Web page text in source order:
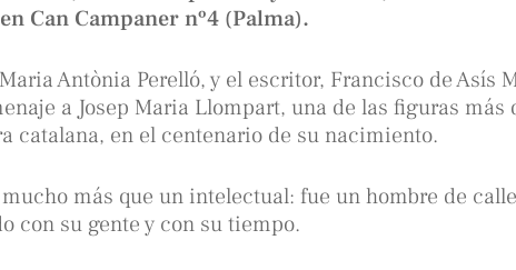
Can Campaner nº4 (Palma).
Antònia Perelló, y el escritor, Francisco de Asís
a Josep Maria Llompart, una de las figuras más
catalana, en el centenario de su nacimiento.
más que un intelectual: fue un hombre de
con su gente y con su tiempo.